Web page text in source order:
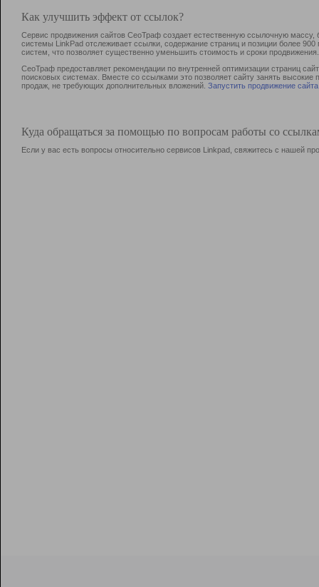
Как улучшить эффект от ссылок?
Сервис продвижения сайтов СеоТраф создает естественную ссылочную
системы LinkPad отслеживает ссылки, содержание страниц и позиции более
систем, что позволяет существенно уменьшить стоимость и сроки продвижения.
СеоТраф предоставляет рекомендации по внутренней оптимизации страниц
поисковых системах. Вместе со ссылками это позволяет сайту занять
продаж, не требующих дополнительных вложений. Запустить продвижение сайта
Куда обращаться за помощью по вопросам работы со
Если у вас есть вопросы относительно сервисов Linkpad, свяжитесь с нашей